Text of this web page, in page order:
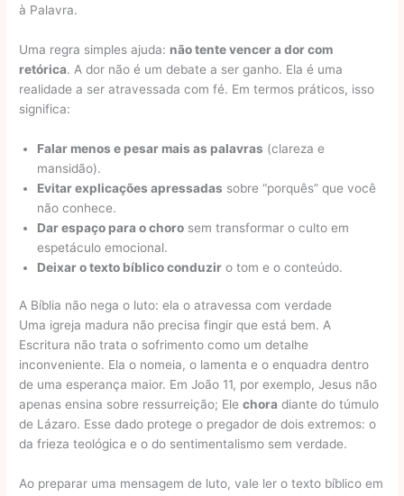
à Palavra.
Uma regra simples ajuda: não tente vencer a dor com
retórica. A dor não é um debate a ser ganho. Ela é uma
realidade a ser atravessada com fé. Em termos práticos, isso
significa:
Falar menos e pesar mais as palavras (clareza e
mansidão).
Evitar explicações apressadas sobre “porquês” que você
não conhece.
Dar espaço para o choro sem transformar o culto em
espetáculo emocional.
Deixar o texto bíblico conduzir o tom e o conteúdo.
A Bíblia não nega o luto: ela o atravessa com verdade
Uma igreja madura não precisa fingir que está bem. A
Escritura não trata o sofrimento como um detalhe
inconveniente. Ela o nomeia, o lamenta e o enquadra dentro
de uma esperança maior. Em João 11, por exemplo, Jesus não
apenas ensina sobre ressurreição; Elechora diante do túmulo
de Lázaro. Esse dado protege o pregador de dois extremos: o
da frieza teológica e o do sentimentalismo sem verdade.
Ao preparar uma mensagem de luto, vale ler o texto bíblico em